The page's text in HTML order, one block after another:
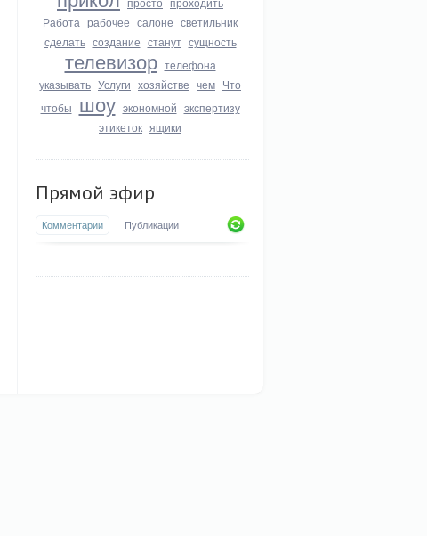
Работа рабочее салоне светильник
сделать создание станут сущность
телевизор телефона
указывать Услуги хозяйстве чем Что
чтобы шоу экономной экспертизу
этикеток ящики
Прямой эфир
Комментарии Публикации